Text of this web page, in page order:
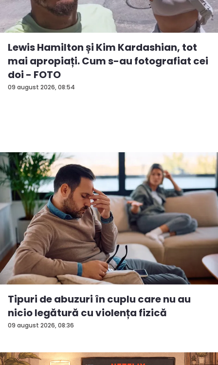
09 august 2026, 08:54
Lewis Hamilton și Kim Kardashian, tot
mai apropiați. Cum s-au fotografiat cei
doi - FOTO
09 august 2026, 08:36
Tipuri de abuzuri în cuplu care nu au
nicio legătură cu violența fizică